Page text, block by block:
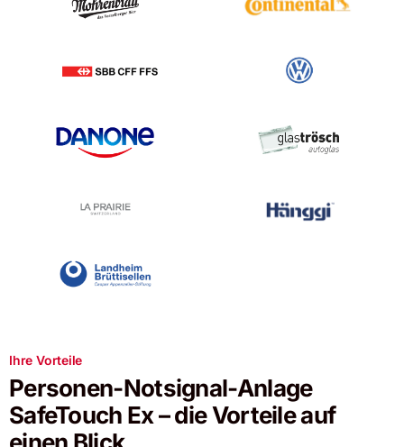
Ihre Vorteile
Personen-Notsignal-Anlage
SafeTouch Ex – die Vorteile auf